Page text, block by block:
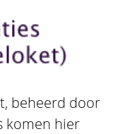
beheerd door
komen hier